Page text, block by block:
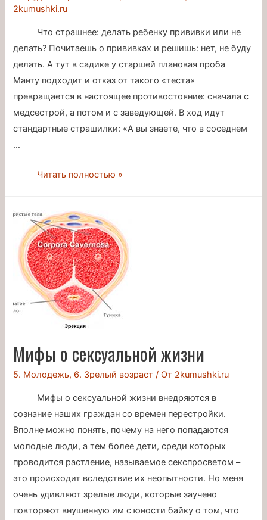
2kumushki.ru
Что страшнее: делать ребенку прививки или не
делать? Почитаешь о прививках и решишь: нет, не буду
делать. А тут в садике у старшей плановая проба
Манту подходит и отказ от такого «теста»
превращается в настоящее противостояние: сначала с
медсестрой, а потом и с заведующей. В ход идут
стандартные страшилки: «А вы знаете, что в соседнем
…
Эти
и
эти
страшные
прививки
Читать полностью »
Мифы о сексуальной жизни
5. Молодежь, 6. Зрелый возраст / От 2kumushki.ru
Мифы о сексуальной жизни внедряются в
сознание наших граждан со времен перестройки.
Вполне можно понять, почему на него попадаются
молодые люди, а тем более дети, среди которых
проводится растление, называемое секспросветом –
это происходит вследствие их неопытности. Но меня
очень удивляют зрелые люди, которые заучено
повторяют внушенную им с юности байку о том, что